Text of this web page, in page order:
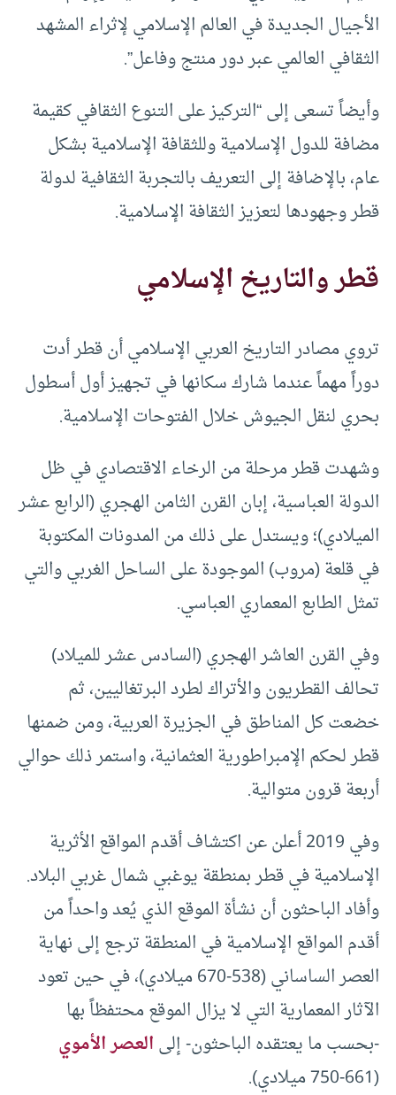
الأجيال الجديدة في العالم الإسلامي لإثراء المشهد
الثقافي العالمي عبر دور منتج وفاعل”.
وأيضاً تسعى إلى “التركيز على التنوع الثقافي كقيمة
مضافة للدول الإسلامية وللثقافة الإسلامية بشكل
عام، بالإضافة إلى التعريف بالتجربة الثقافية لدولة
قطر وجهودها لتعزيز الثقافة الإسلامية.
قطر والتاريخ الإسلامي
تروي مصادر التاريخ العربي الإسلامي أن قطر أدت
دوراً مهماً عندما شارك سكانها في تجهيز أول أسطول
بحري لنقل الجيوش خلال الفتوحات الإسلامية.
وشهدت قطر مرحلة من الرخاء الاقتصادي في ظل
الدولة العباسية، إبان القرن الثامن الهجري (الرابع عشر
الميلادي)؛ ويستدل على ذلك من المدونات المكتوبة
في قلعة (مروب) الموجودة على الساحل الغربي والتي
تمثل الطابع المعماري العباسي.
وفي القرن العاشر الهجري (السادس عشر للميلاد)
تحالف القطريون والأتراك لطرد البرتغاليين، ثم
خضعت كل المناطق في الجزيرة العربية، ومن ضمنها
قطر لحكم الإمبراطورية العثمانية، واستمر ذلك حوالي
أربعة قرون متوالية.
وفي 2019 أعلن عن اكتشاف أقدم المواقع الأثرية
الإسلامية في قطر بمنطقة يوغبي شمال غربي البلاد.
وأفاد الباحثون أن نشأة الموقع الذي يُعد واحداً من
أقدم المواقع الإسلامية في المنطقة ترجع إلى نهاية
العصر الساساني (538-670 ميلادي)، في حين تعود
الآثار المعمارية التي لا يزال الموقع محتفظاً بها
-بحسب ما يعتقده الباحثون- إلىالعصر الأموي
(661-750 ميلادي).